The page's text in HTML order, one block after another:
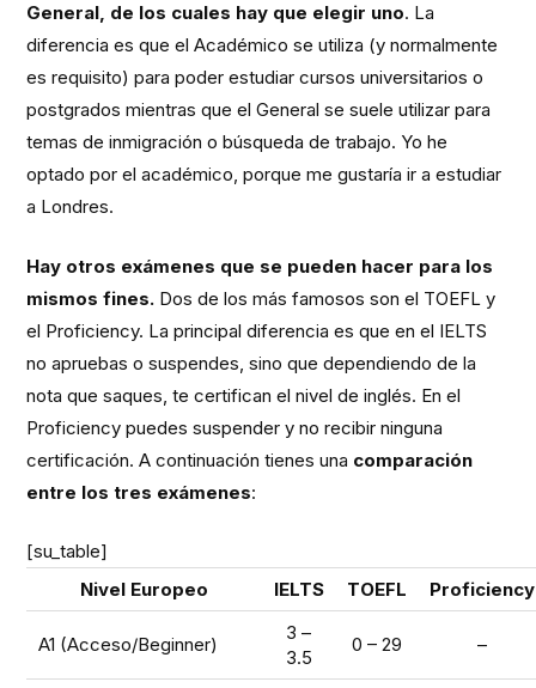
General, de los cuales hay que elegir uno. La
diferencia es que el Académico se utiliza (y normalmente
es requisito) para poder estudiar cursos universitarios o
postgrados mientras que el General se suele utilizar para
temas de inmigración o búsqueda de trabajo. Yo he
optado por el académico, porque me gustaría ir a estudiar
a Londres.
Hay otros exámenes que se pueden hacer para los
mismos fines. Dos de los más famosos son el TOEFL y
el Proficiency. La principal diferencia es que en el IELTS
no apruebas o suspendes, sino que dependiendo de la
nota que saques, te certifican el nivel de inglés. En el
Proficiency puedes suspender y no recibir ninguna
certificación. A continuación tienes una comparación
entre los tres exámenes:
[su_table]
Nivel Europeo
IELTS TOEFL Proficiency
A1 (Acceso/Beginner)
3 –
3.5
0 – 29 –